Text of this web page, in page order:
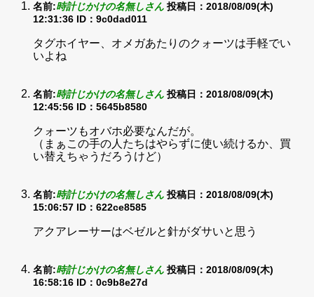
名前:時計じかけの名無しさん 投稿日：2018/08/09(木)
12:31:36 ID：9c0dad011
タグホイヤー、オメガあたりのクォーツは手軽でい
いよね
名前:時計じかけの名無しさん 投稿日：2018/08/09(木)
12:45:56 ID：5645b8580
クォーツもオバホ必要なんだが。
（まぁこの手の人たちはやらずに使い続けるか、買
い替えちゃうだろうけど）
名前:時計じかけの名無しさん 投稿日：2018/08/09(木)
15:06:57 ID：622ce8585
アクアレーサーはベゼルと針がダサいと思う
名前:時計じかけの名無しさん 投稿日：2018/08/09(木)
16:58:16 ID：0c9b8e27d